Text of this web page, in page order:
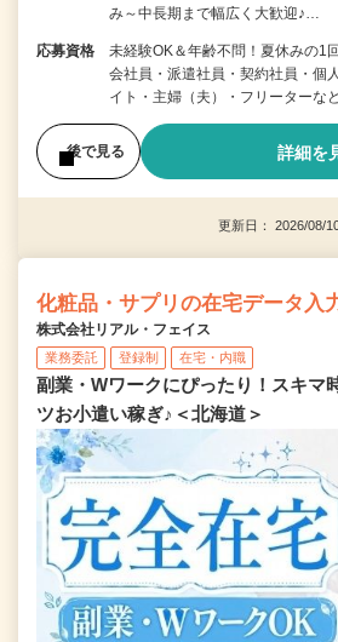
み～中長期まで幅広く大歓迎♪…
応募資格
未経験OK＆年齢不問！夏休みの1
会社員・派遣社員・契約社員・個
イト・主婦（夫）・フリーターな
後で見る 詳細を
更新日： 2026/08/
化粧品・サプリの在宅データ入
株式会社リアル・フェイス
業務委託 登録制 在宅・内職
副業・Wワークにぴったり！スキマ
ツお小遣い稼ぎ♪＜北海道＞